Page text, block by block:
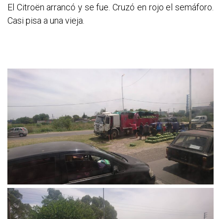
El Citroën arrancó y se fue. Cruzó en rojo el semáforo.
Casi pisa a una vieja.